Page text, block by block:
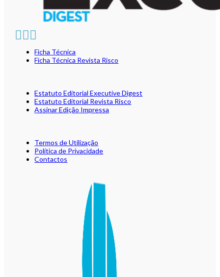
Ficha Técnica
Ficha Técnica Revista Risco
Estatuto Editorial Executive Digest
Estatuto Editorial Revista Risco
Assinar Edição Impressa
Termos de Utilização
Política de Privacidade
Contactos